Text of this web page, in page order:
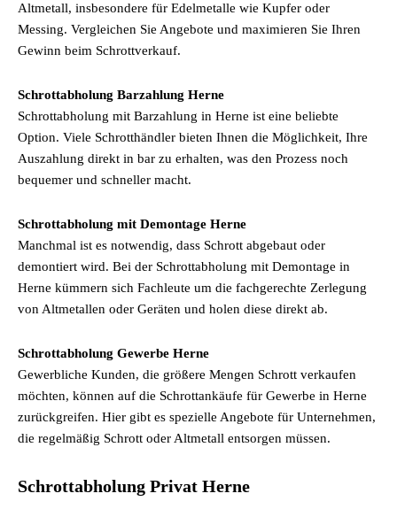
Altmetall, insbesondere für Edelmetalle wie Kupfer oder
Messing. Vergleichen Sie Angebote und maximieren Sie Ihren
Gewinn beim Schrottverkauf.
Schrottabholung Barzahlung Herne
Schrottabholung mit Barzahlung in Herne ist eine beliebte
Option. Viele Schrotthändler bieten Ihnen die Möglichkeit, Ihre
Auszahlung direkt in bar zu erhalten, was den Prozess noch
bequemer und schneller macht.
Schrottabholung mit Demontage Herne
Manchmal ist es notwendig, dass Schrott abgebaut oder
demontiert wird. Bei der Schrottabholung mit Demontage in
Herne kümmern sich Fachleute um die fachgerechte Zerlegung
von Altmetallen oder Geräten und holen diese direkt ab.
Schrottabholung Gewerbe Herne
Gewerbliche Kunden, die größere Mengen Schrott verkaufen
möchten, können auf die Schrottankäufe für Gewerbe in Herne
zurückgreifen. Hier gibt es spezielle Angebote für Unternehmen,
die regelmäßig Schrott oder Altmetall entsorgen müssen.
Schrottabholung Privat Herne